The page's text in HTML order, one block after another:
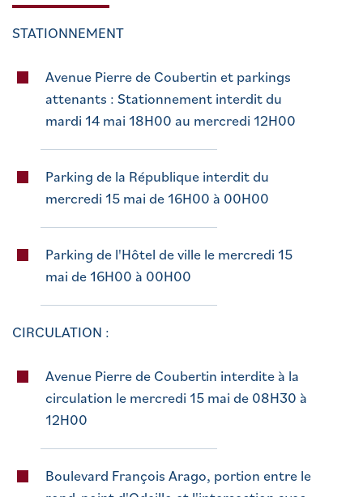
STATIONNEMENT
Avenue Pierre de Coubertin et parkings
attenants : Stationnement interdit du
mardi 14 mai 18H00 au mercredi 12H00
Parking de la République interdit du
mercredi 15 mai de 16H00 à 00H00
Parking de l'Hôtel de ville le mercredi 15
mai de 16H00 à 00H00
CIRCULATION :
Avenue Pierre de Coubertin interdite à la
circulation le mercredi 15 mai de 08H30 à
12H00
Boulevard François Arago, portion entre le